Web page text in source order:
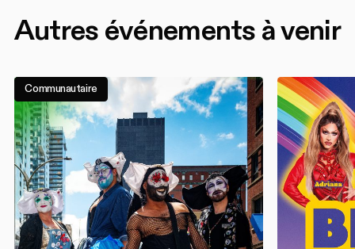
Autres événements à venir
Communautaire